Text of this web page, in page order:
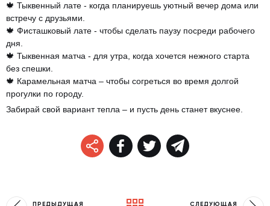
🍁 Тыквенный лате - когда планируешь уютный вечер дома или
встречу с друзьями.
🍁 Фисташковый лате - чтобы сделать паузу посреди рабочего
дня.
🍁 Тыквенная матча - для утра, когда хочется нежного старта
без спешки.
🍁 Карамельная матча – чтобы согреться во время долгой
прогулки по городу.
Забирай свой вариант тепла – и пусть день станет вкуснее.
ПРЕДЫДУЩАЯ
СЛЕДУЮЩАЯ